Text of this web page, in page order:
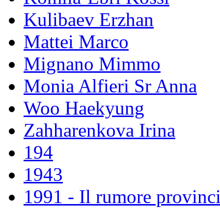
Kulibaev Erzhan
Mattei Marco
Mignano Mimmo
Monia Alfieri Sr Anna
Woo Haekyung
Zahharenkova Irina
194
1943
1991 - Il rumore